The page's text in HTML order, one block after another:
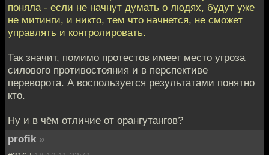
поняла - если не начнут думать о людях, будут уже
не митинги, и никто, тем что начнется, не сможет
управлять и контролировать.
Так значит, помимо протестов имеет место угроза
силового противостояния и в перспективе
переворота. А воспользуется результатами понятно
кто.
Ну и в чём отличие от орангутангов?
profik »